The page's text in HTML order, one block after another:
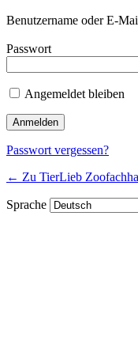
Benutzername oder E-
Passwort
Angemeldet bleiben
Passwort vergessen?
← Zu TierLieb
Sprache